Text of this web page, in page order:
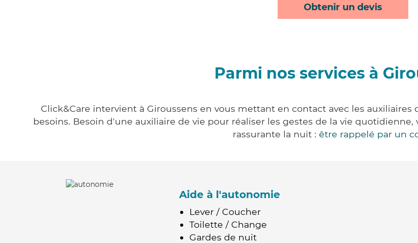
Obtenir un devis
Parmi nos services à
Click&Care intervient à Giroussens en vous mettant en contact avec les
besoins. Besoin d'une auxiliaire de vie pour réaliser les gestes de la vie
rassurante la nuit : être rappelé par un
Aide à l'autonomie
Lever / Coucher
Toilette / Change
Gardes de nuit